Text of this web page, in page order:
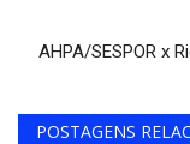
AHPA/SESPOR x
POSTAGENS